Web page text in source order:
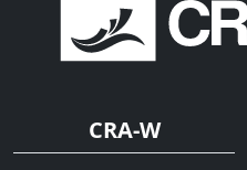
CRA-W